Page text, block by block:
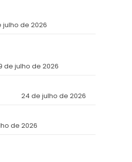
julho de 2026
de julho de 2026
24 de julho de 2026
de 2026